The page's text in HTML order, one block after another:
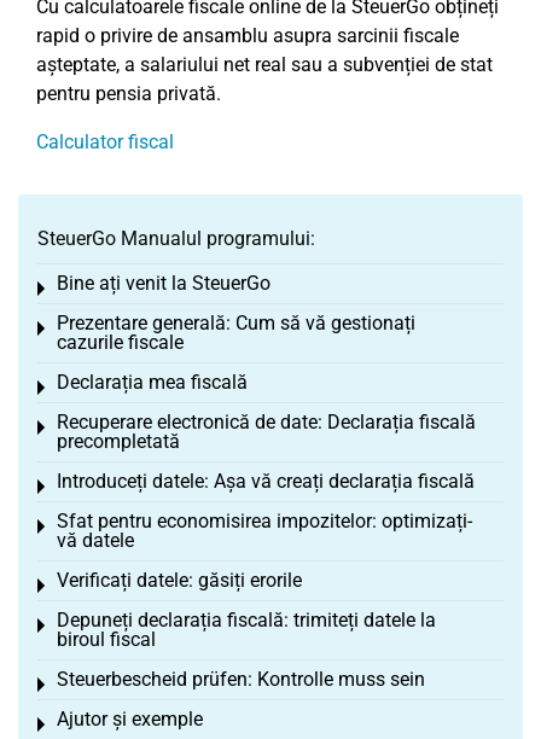
Cu calculatoarele fiscale online de la SteuerGo obțineți
rapid o privire de ansamblu asupra sarcinii fiscale
așteptate, a salariului net real sau a subvenției de stat
pentru pensia privată.
Calculator fiscal
SteuerGo Manualul programului:
Bine ați venit la SteuerGo
Toggle menu
Prezentare generală: Cum să vă gestionați
cazurile fiscale
Toggle menu
Declarația mea fiscală
Toggle menu
Recuperare electronică de date: Declarația fiscală
precompletată
Toggle menu
Introduceți datele: Așa vă creați declarația fiscală
Toggle menu
Sfat pentru economisirea impozitelor: optimizați-
vă datele
Toggle menu
Verificați datele: găsiți erorile
Toggle menu
Depuneți declarația fiscală: trimiteți datele la
biroul fiscal
Toggle menu
Steuerbescheid prüfen: Kontrolle muss sein
Toggle menu
Ajutor și exemple
Toggle menu